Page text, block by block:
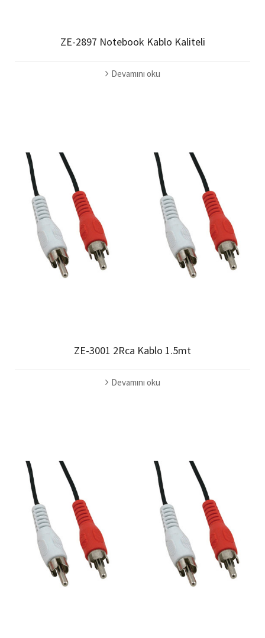
ZE-2897 Notebook Kablo Kaliteli
Devamını oku
ZE-3001 2Rca Kablo 1.5mt
Devamını oku